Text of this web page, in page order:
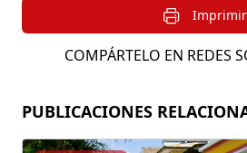
Imprimir
COMPÁRTELO EN REDES
PUBLICACIONES